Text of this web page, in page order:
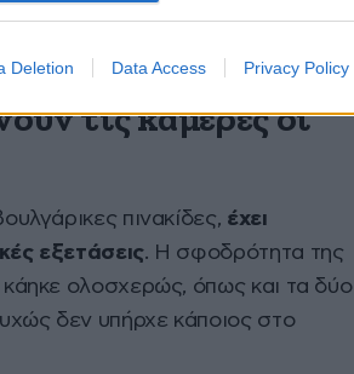
Deletion Data Access Privacy Policy
τις κάμερες οι
πινακίδες, έχει
εξετάσεις. Η σφοδρότητα της
ολοσχερώς, όπως και τα δύο
δεν υπήρχε κάποιος στο